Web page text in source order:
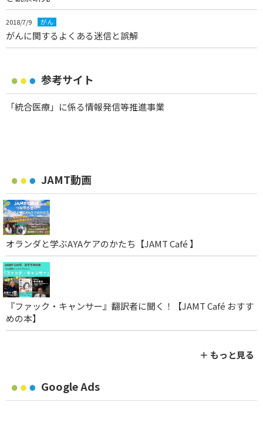
染毛剤・縮毛矯正剤とがんリスク
2026/7/16 がん研究
がん患者におけるイベルメクチンとメベンダゾール併用の前向
2018/7/9 がん
がんに関するよくある迷信と誤解
JAMT動画
『ファック・キャンサー』翻訳者に聞く！【JAMT Café おすす